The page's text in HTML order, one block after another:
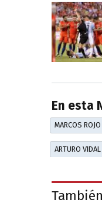
En esta
MARCOS ROJO
ARTURO VIDAL